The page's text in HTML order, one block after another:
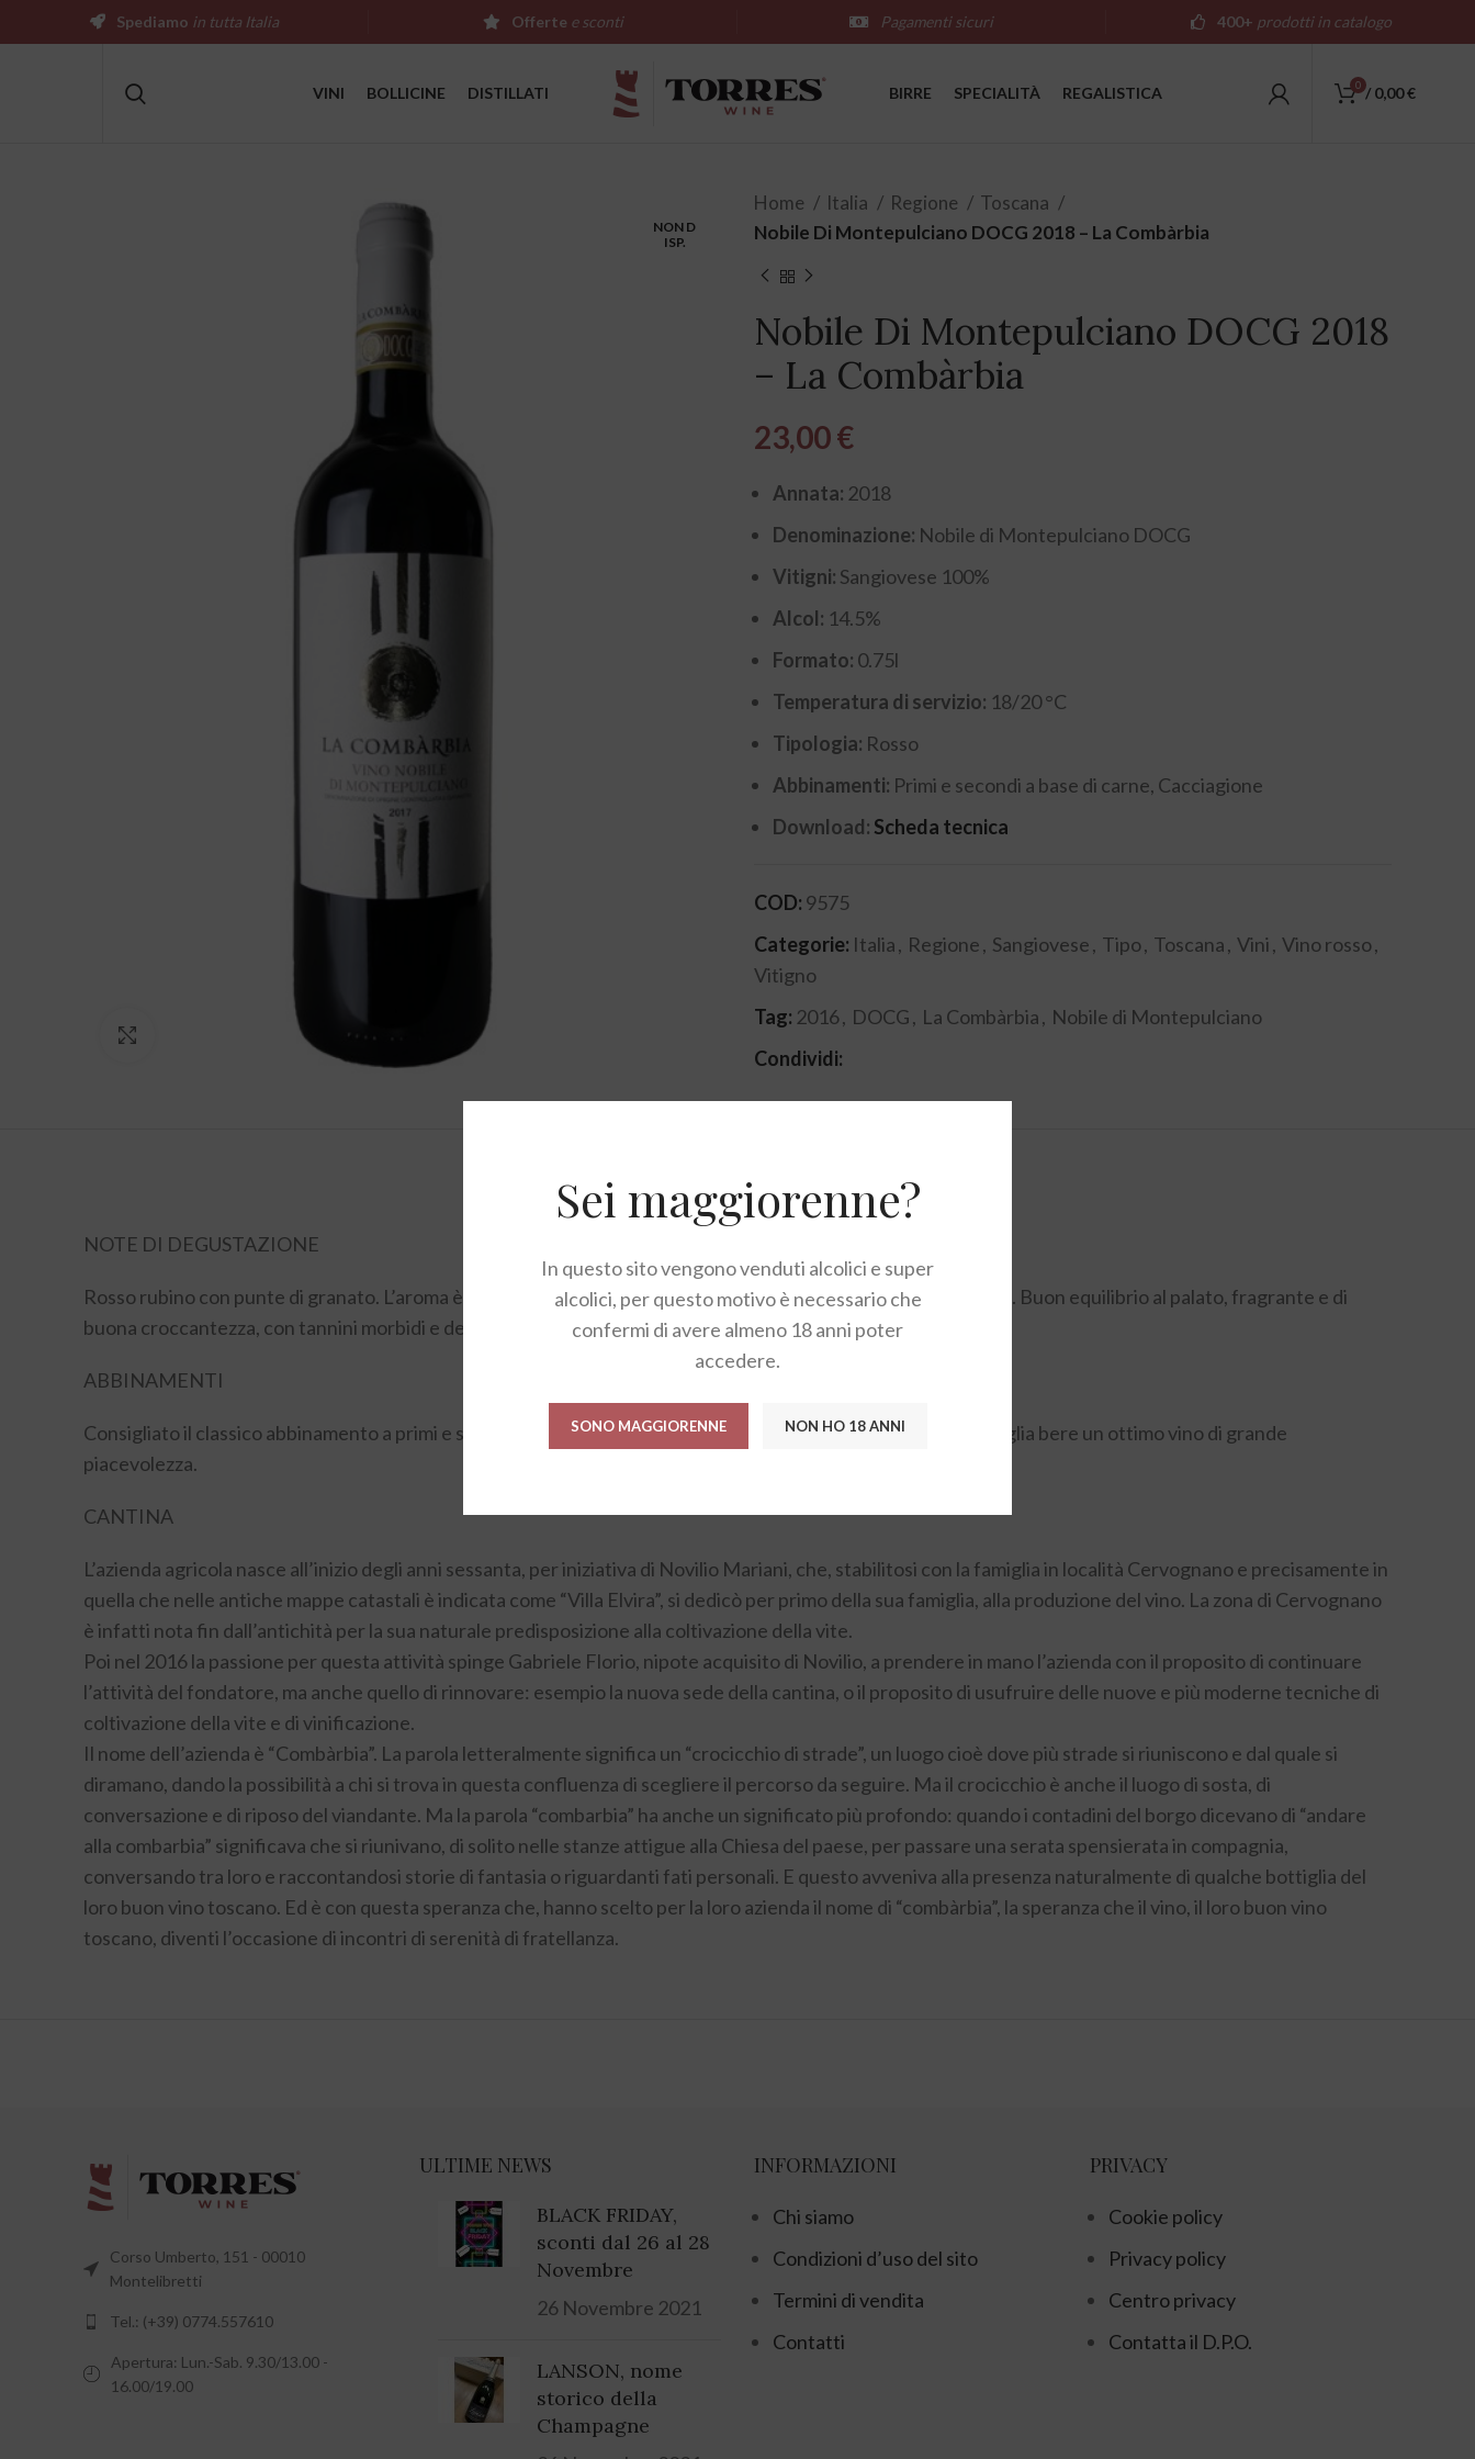
Sei maggiorenne?
In questo sito vengono venduti alcolici e super
alcolici, per questo motivo è necessario che
confermi di avere almeno 18 anni poter
accedere.
SONO MAGGIORENNE NON HO 18 ANNI
VINI BOLLICINE DISTILLATI BIRRE SPECIALITÀ REGALISTICA 0 / 0,00€
NON D
ISP.
Home Italia Regione
Toscana
Nobile Di Montepulciano DOCG 2018 – La Combàrbia
Nobile Di Montepulciano DOCG 2018
– La Combàrbia
23,00€
Annata: 2018
Denominazione: Nobile di Montepulciano DOCG
Vitigni: Sangiovese 100%
Alcol: 14.5%
Formato: 0.75l
Temperatura di servizio: 18/20 °C
Tipologia: Rosso
Abbinamenti: Primi e secondi a base di carne, Cacciagione
Download: Scheda tecnica
COD: 9575
Categorie: Italia, Regione, Sangiovese, Tipo, Toscana, Vini, Vino rosso,
Vitigno
Tag: 2016, DOCG, La Combàrbia, Nobile di Montepulciano
Condividi:
NOTE DI DEGUSTAZIONE
Rosso rubino con punte di granato. L’aroma è caratterizzato da sentori di mammola, mora e frutti a bacca rossa. Buon equilibrio al palato, fragrante e di
buona croccantezza, con tannini morbidi e delicati. Finale persistente.
ABBINAMENTI
Consigliato il classico abbinamento a primi e secondi a base di carne e cacciagione e in qualsiasi momento si voglia bere un ottimo vino di grande
piacevolezza.
CANTINA
L’azienda agricola nasce all’inizio degli anni sessanta, per iniziativa di Novilio Mariani, che, stabilitosi con la famiglia in località Cervognano e precisamente in
quella che nelle antiche mappe catastali è indicata come “Villa Elvira”, si dedicò per primo della sua famiglia, alla produzione del vino. La zona di Cervognano
è infatti nota fin dall’antichità per la sua naturale predisposizione alla coltivazione della vite.
Poi nel 2016 la passione per questa attività spinge Gabriele Florio, nipote acquisito di Novilio, a prendere in mano l’azienda con il proposito di continuare
l’attività del fondatore, ma anche quello di rinnovare: esempio la nuova sede della cantina, o il proposito di usufruire delle nuove e più moderne tecniche di
coltivazione della vite e di vinificazione.
Il nome dell’azienda è “Combàrbia”. La parola letteralmente significa un “crocicchio di strade”, un luogo cioè dove più strade si riuniscono e dal quale si
diramano, dando la possibilità a chi si trova in questa confluenza di scegliere il percorso da seguire. Ma il crocicchio è anche il luogo di sosta, di
conversazione e di riposo del viandante. Ma la parola “combarbia” ha anche un significato più profondo: quando i contadini del borgo dicevano di “andare
alla combarbia” significava che si riunivano, di solito nelle stanze attigue alla Chiesa del paese, per passare una serata spensierata in compagnia,
conversando tra loro e raccontandosi storie di fantasia o riguardanti fati personali. E questo avveniva alla presenza naturalmente di qualche bottiglia del
loro buon vino toscano. Ed è con questa speranza che, hanno scelto per la loro azienda il nome di “combàrbia”, la speranza che il vino, il loro buon vino
toscano, diventi l’occasione di incontri di serenità di fratellanza.
Corso Umberto, 151 - 00010
Montelibretti
Tel.: (+39) 0774.557610
Apertura: Lun.-Sab. 9.30/13.00 -
16.00/19.00
ULTIME NEWS
BLACK FRIDAY,
sconti dal 26 al 28
Novembre
26 Novembre 2021
LANSON, nome
storico della
Champagne
INFORMAZIONI
Chi siamo
Condizioni d’uso del sito
Termini di vendita
Contatti
PRIVACY
Cookie policy
Privacy policy
Centro privacy
Contatta il D.P.O.
Spediamo in tutta Italia Offerte e sconti Pagamenti sicuri 400+ prodotti in catalogo